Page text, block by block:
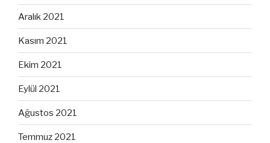
Aralık 2021
Kasım 2021
Ekim 2021
Eylül 2021
Ağustos 2021
Temmuz 2021